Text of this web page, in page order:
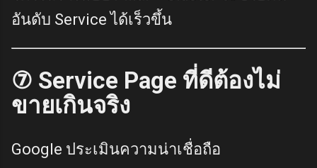
อันดับ Service ได้เร็วขึ้น
⑦ Service Page ที่ดีต้องไม่
ขายเกินจริง
Google ประเมินความน่าเชื่อถือ